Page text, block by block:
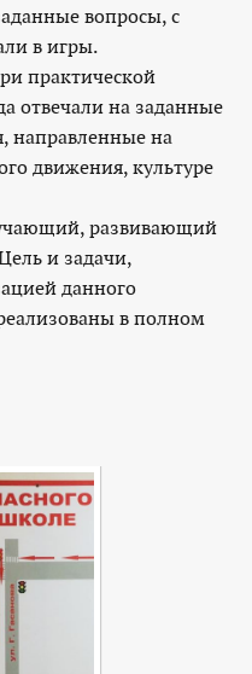
вопросы, с
в игры.
практической
отвечали на заданные
направленные на
движения, культуре
развивающий
и задачи,
данного
в полном